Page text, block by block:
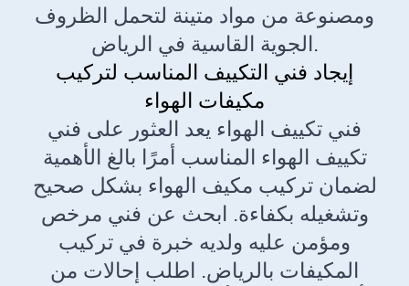
ومصنوعة من مواد متينة لتحمل الظروف
الجوية القاسية في الرياض.
إيجاد فني التكييف المناسب لتركيب
مكيفات الهواء
فني تكييف الهواء يعد العثور على فني
تكييف الهواء المناسب أمرًا بالغ الأهمية
لضمان تركيب مكيف الهواء بشكل صحيح
وتشغيله بكفاءة. ابحث عن فني مرخص
ومؤمن عليه ولديه خبرة في تركيب
المكيفات بالرياض. اطلب إحالات من